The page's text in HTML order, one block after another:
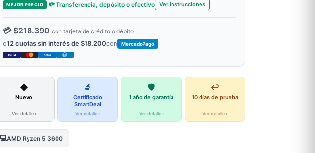
MEJOR PRECIO 💸 Transferencia, depósito o efectivo Ver instrucciones
💳 $218.390 con tarjeta de crédito o débito
o12 cuotas sin interés de $18.200con MercadoPago
VISA AMEX DC
◆
Nuevo
Ver detalle ›
🔬
Certificado
SmartDeal
Ver detalle ›
🛡️
1 año de garantía
Ver detalle ›
↩️
10 días de prueba
Ver detalle ›
💻AMD Ryzen 5 3600